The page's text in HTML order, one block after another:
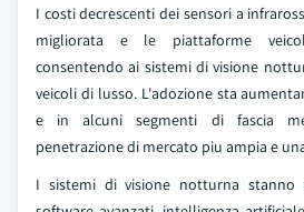
I costi decrescenti dei sensori a
migliorata e le piattaforme
consentendo ai sistemi di visione
veicoli di lusso. L'adozione sta
e in alcuni segmenti di fascia
penetrazione di mercato piu ampia e
I sistemi di visione notturna stanno